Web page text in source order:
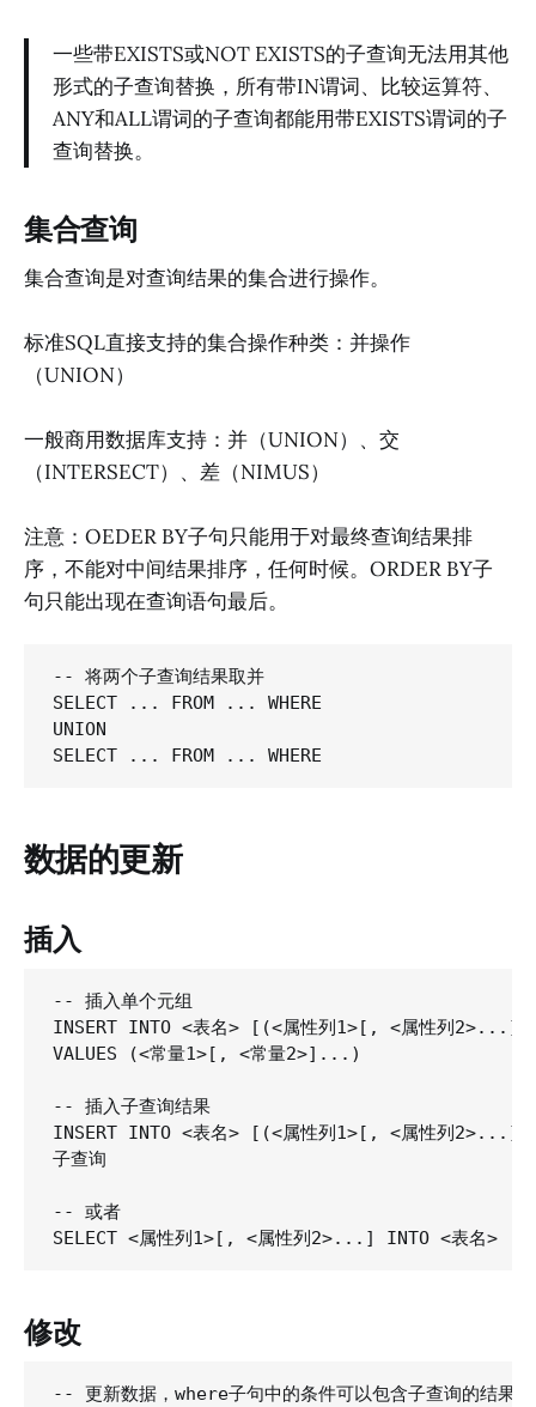
一些带EXISTS或NOT EXISTS的子查询无法用其他
形式的子查询替换，所有带IN谓词、比较运算符、
ANY和ALL谓词的子查询都能用带EXISTS谓词的子
查询替换。
集合查询
集合查询是对查询结果的集合进行操作。
标准SQL直接支持的集合操作种类：并操作
（UNION）
一般商用数据库支持：并（UNION）、交
（INTERSECT）、差（NIMUS）
注意：OEDER BY子句只能用于对最终查询结果排
序，不能对中间结果排序，任何时候。ORDER BY子
句只能出现在查询语句最后。
-- 将两个子查询结果取并
SELECT ... FROM ... WHERE
UNION
数据的更新
插入
-- 插入单个元组
INSERT INTO <表名> [(<属性列1>[, <属性列
VALUES (<常量1>[, <常量2>]...)
-- 插入子查询结果
INSERT INTO <表名> [(<属性列1>[, <属性列
子查询
-- 或者
修改
-- 更新数据，where子句中的条件可以包含子查询的结果